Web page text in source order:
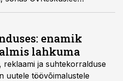
enamik
lahkuma
ja suhtekorralduse
uutele töövõimalustele